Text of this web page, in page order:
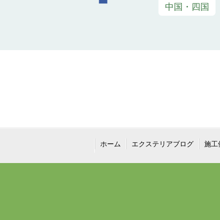
ホーム エクステリアブログ 施工